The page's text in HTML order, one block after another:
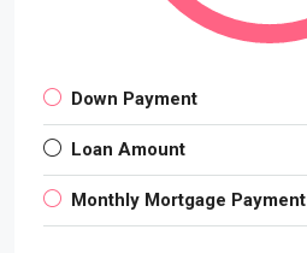
Down Payment
Loan Amount
Monthly Mortgage Payment